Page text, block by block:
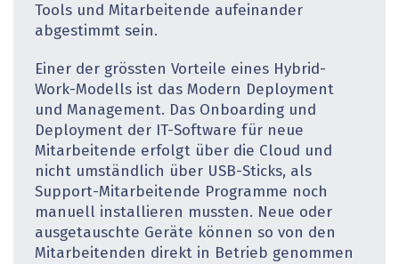
Tools und Mitarbeitende aufeinander
abgestimmt sein.
Einer der grössten Vorteile eines Hybrid-
Work-Modells ist das Modern Deployment
und Management. Das Onboarding und
Deployment der IT-Software für neue
Mitarbeitende erfolgt über die Cloud und
nicht umständlich über USB-Sticks, als
Support-Mitarbeitende Programme noch
manuell installieren mussten. Neue oder
ausgetauschte Geräte können so von den
Mitarbeitenden direkt in Betrieb genommen